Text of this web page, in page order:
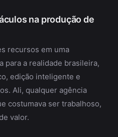
na produção de
recursos em uma
para a realidade brasileira,
edição inteligente e
Ali, qualquer agência
costumava ser trabalhoso,
valor.